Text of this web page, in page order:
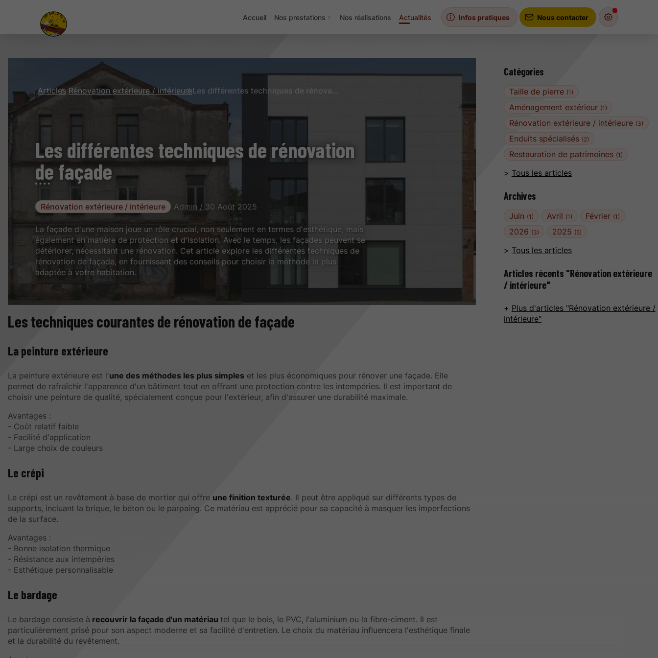
Accueil Nos prestations Nos réalisations Actualités Infos pratiques Nous contacter
Catégories
Taille de pierre (1)
Aménagement extérieur (1)
Rénovation extérieure / intérieure (3)
Enduits spécialisés (2)
Restauration de patrimoines (1)
Tous les articles
Archives
Juin (1) Avril (1) Février (1)
2026 (3) 2025 (5)
Tous les articles
Articles récents "Rénovation extérieure
/ intérieure"
Plus d'articles "Rénovation extérieure /
intérieure"
Articles Rénovation extérieure / intérieure Les différentes techniques de rénovation de façade
Les différentes techniques de rénovation
de façade
Rénovation extérieure / intérieure Admin / 30 Août 2025
La façade d'une maison joue un rôle crucial, non seulement en termes d'esthétique, mais
également en matière de protection et d'isolation. Avec le temps, les façades peuvent se
détériorer, nécessitant une rénovation. Cet article explore les différentes techniques de
rénovation de façade, en fournissant des conseils pour choisir la méthode la plus
adaptée à votre habitation.
Les techniques courantes de rénovation de façade
La peinture extérieure
La peinture extérieure est l'une des méthodes les plus simples et les plus économiques pour rénover une façade. Elle
permet de rafraîchir l'apparence d'un bâtiment tout en offrant une protection contre les intempéries. Il est important de
choisir une peinture de qualité, spécialement conçue pour l'extérieur, afin d'assurer une durabilité maximale.
Avantages :
- Coût relatif faible
- Facilité d'application
- Large choix de couleurs
Le crépi
Le crépi est un revêtement à base de mortier qui offre une finition texturée. Il peut être appliqué sur différents types de
supports, incluant la brique, le béton ou le parpaing. Ce matériau est apprécié pour sa capacité à masquer les imperfections
de la surface.
Avantages :
- Bonne isolation thermique
- Résistance aux intempéries
- Esthétique personnalisable
Le bardage
Le bardage consiste à recouvrir la façade d'un matériau tel que le bois, le PVC, l'aluminium ou la fibre-ciment. Il est
particulièrement prisé pour son aspect moderne et sa facilité d'entretien. Le choix du matériau influencera l'esthétique finale
et la durabilité du revêtement.